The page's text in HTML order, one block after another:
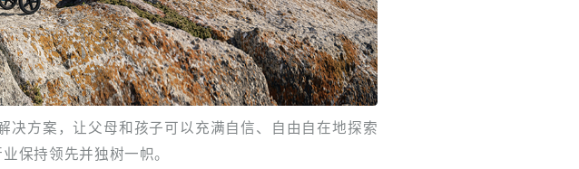
方案，让父母和孩子可以充满自信、自由自在地探索
保持领先并独树一帜。